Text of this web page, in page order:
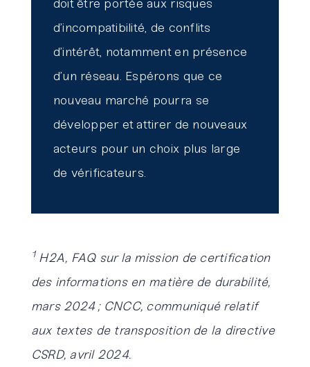
doit être portée aux risques
d’incompatibilité, de conflits
d’intérêt, notamment en présence
d’un réseau. Espérons que ce
nouveau marché pourra se
développer et attirer de nouveaux
acteurs pour un choix plus large
de vérificateurs.
1 H2A, FAQ sur la mission de certification
des informations en matière de durabilité,
mars 2024 ; CNCC, communiqué relatif
aux textes de transposition de la directive
CSRD, avril 2024.